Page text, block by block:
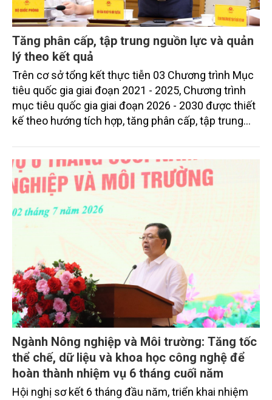
Tăng phân cấp, tập trung nguồn lực và quản
lý theo kết quả
Trên cơ sở tổng kết thực tiễn 03 Chương trình Mục
tiêu quốc gia giai đoạn 2021 - 2025, Chương trình
mục tiêu quốc gia giai đoạn 2026 - 2030 được thiết
kế theo hướng tích hợp, tăng phân cấp, tập trung
Ngành Nông nghiệp và Môi trường: Tăng tốc
thể chế, dữ liệu và khoa học công nghệ để
hoàn thành nhiệm vụ 6 tháng cuối năm
Hội nghị sơ kết 6 tháng đầu năm, triển khai nhiệm